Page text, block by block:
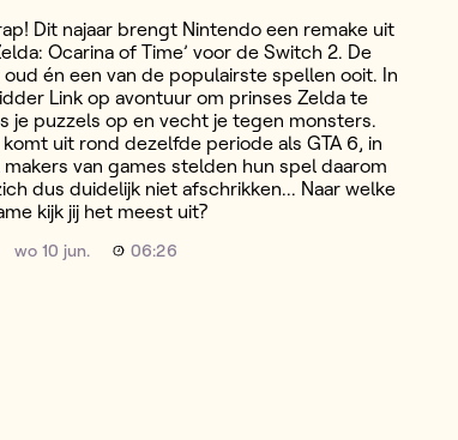
Dit najaar brengt Nintendo een remake uit
Ocarina of Time’ voor de Switch 2. De
én een van de populairste spellen ooit. In
Link op avontuur om prinses Zelda te
je puzzels op en vecht je tegen monsters.
uit rond dezelfde periode als GTA 6, in
van games stelden hun spel daarom
dus duidelijk niet afschrikken... Naar welke
kijk jij het meest uit?
wo 10 jun. 06:26